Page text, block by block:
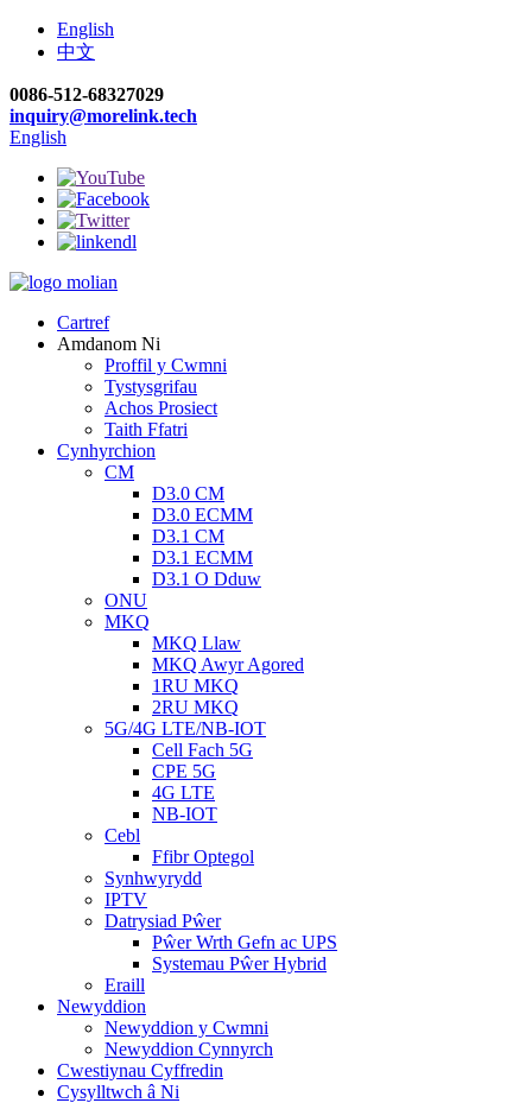
English
中文
0086-512-68327029
inquiry@morelink.tech
English
Cartref
Amdanom Ni
Proffil y Cwmni
Tystysgrifau
Achos Prosiect
Taith Ffatri
Cynhyrchion
CM
D3.0 CM
D3.0 ECMM
D3.1 CM
D3.1 ECMM
D3.1 O Dduw
ONU
MKQ
MKQ Llaw
MKQ Awyr Agored
1RU MKQ
2RU MKQ
5G/4G LTE/NB-IOT
Cell Fach 5G
CPE 5G
4G LTE
NB-IOT
Cebl
Ffibr Optegol
Synhwyrydd
IPTV
Datrysiad Pŵer
Pŵer Wrth Gefn ac UPS
Systemau Pŵer Hybrid
Eraill
Newyddion
Newyddion y Cwmni
Newyddion Cynnyrch
Cwestiynau Cyffredin
Cysylltwch â Ni